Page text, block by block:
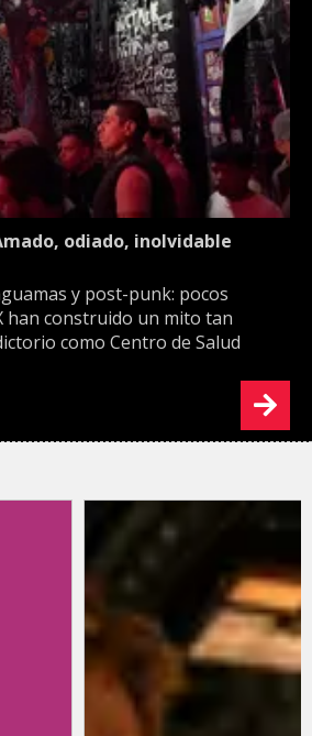
odiado, inolvidable
y post-punk: pocos
han construido un mito tan
como Centro de Salud